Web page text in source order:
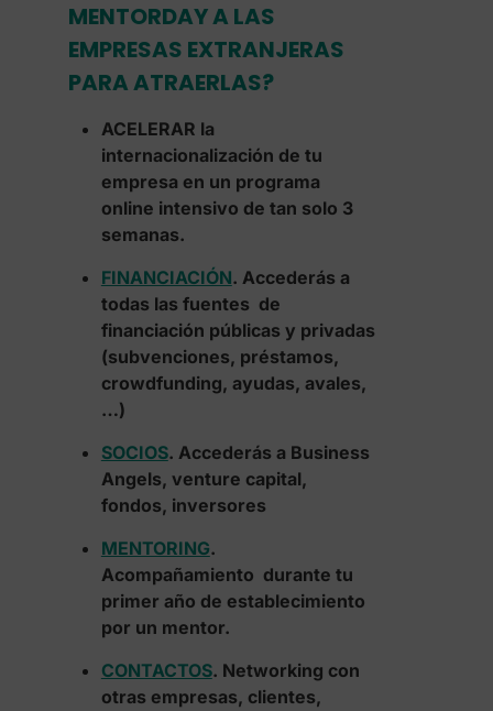
MENTORDAY A LAS
EMPRESAS EXTRANJERAS
PARA ATRAERLAS?
ACELERAR la
internacionalización de tu
empresa en un programa
online intensivo de tan solo 3
semanas.
FINANCIACIÓN. Accederás a
todas las fuentes de
financiación públicas y privadas
(subvenciones, préstamos,
crowdfunding, ayudas, avales,
…)
SOCIOS. Accederás a Business
Angels, venture capital,
fondos, inversores
MENTORING.
Acompañamiento durante tu
primer año de establecimiento
por un mentor.
CONTACTOS. Networking con
otras empresas, clientes,